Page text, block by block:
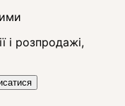
і розпродажі,